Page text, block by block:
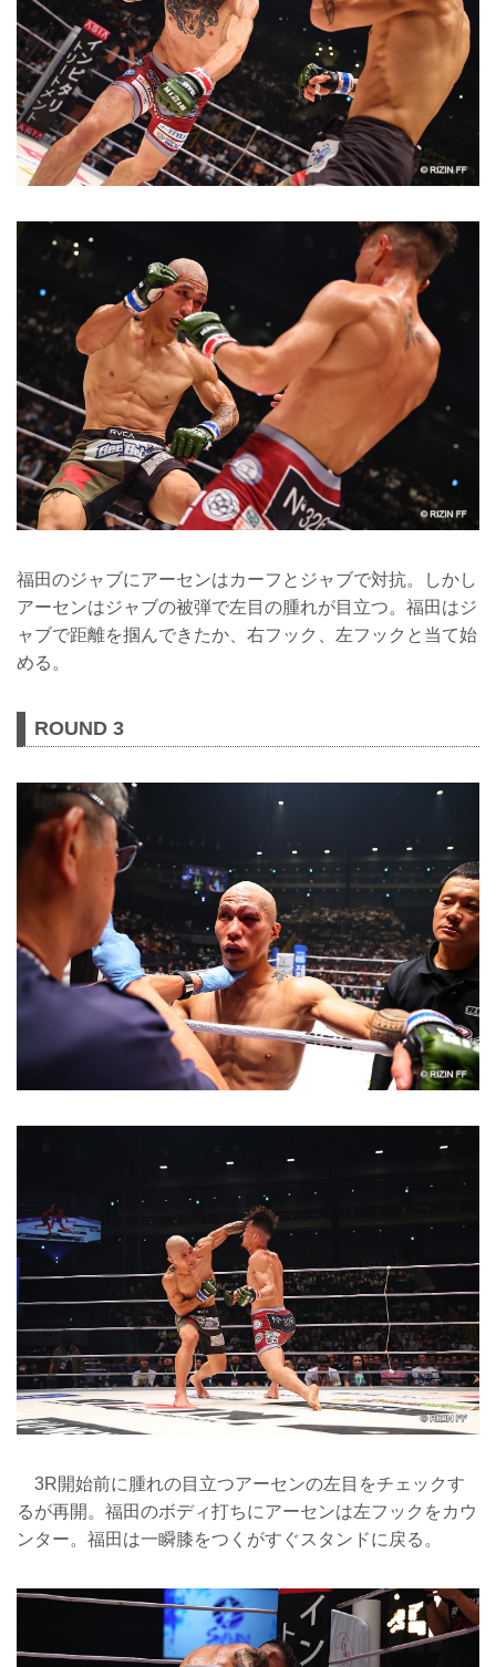
福田のジャブにアーセンはカーフとジャブで対抗。しかし
アーセンはジャブの被弾で左目の腫れが目立つ。福田はジ
ャブで距離を掴んできたか、右フック、左フックと当て始
める。
ROUND 3
3R開始前に腫れの目立つアーセンの左目をチェックす
るが再開。福田のボディ打ちにアーセンは左フックをカウ
ンター。福田は一瞬膝をつくがすぐスタンドに戻る。